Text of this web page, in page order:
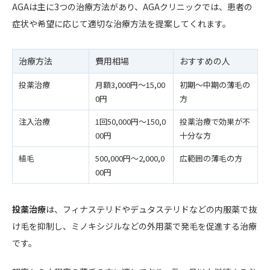
AGAは主に3つの治療方法があり、AGAクリニックでは、患者の
症状や希望に応じて適切な治療方法を提案してくれます。
治療方法 費用相場 おすすめの人
投薬治療
月額3,000円〜15,00
0円
初期〜中期の薄毛の
方
注入治療
1回50,000円〜150,0
00円
投薬治療で効果が不
十分な方
植毛
500,000円〜2,000,0
00円
広範囲の薄毛の方
投薬治療は、フィナステリドやデュタステリドなどの内服薬で抜
け毛を抑制し、ミノキシジルなどの外用薬で発毛を促進する治療
です。